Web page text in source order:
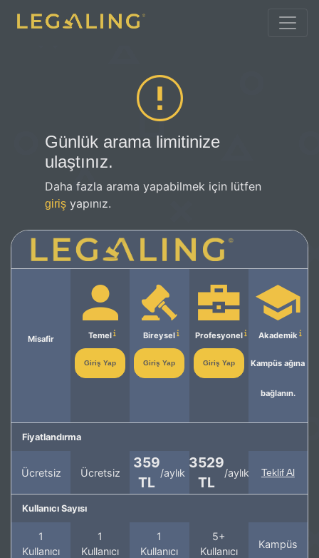
Günlük arama limitinize
ulaştınız.
Daha fazla arama yapabilmek için lütfen
giriş yapınız.
Misafir Temel
Giriş Yap
Bireysel
Giriş Yap
Profesyonel
Giriş Yap
Akademik
Kampüs ağına
bağlanın.
Fiyatlandırma
Ücretsiz Ücretsiz
359
TL
/aylık
3529
TL
/aylık Teklif Al
Kullanıcı Sayısı
1
Kullanıcı
1
Kullanıcı
1
Kullanıcı
5+
Kullanıcı
Kampüs